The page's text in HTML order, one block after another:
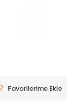
Favorilerime Ekle